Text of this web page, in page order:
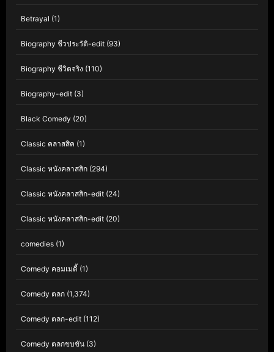
Betrayal (1)
Biography ชีวประวัติ-edit (93)
Biography ชีวิตจริง (110)
Biography-edit (3)
Black Comedy (20)
Classic คลาสสิค (1)
Classic หนังคลาสสิก (294)
Classic หนังคลาสสิก-edit (24)
Classic หนังคลาสสิก-edit (20)
comedies (1)
Comedy คอมเมดี้ (1)
Comedy ตลก (1,374)
Comedy ตลก-edit (112)
Comedy ตลกขบขัน (3)